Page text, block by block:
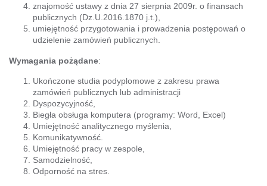
znajomość ustawy z dnia 27 sierpnia 2009r. o finansach
publicznych (Dz.U.2016.1870 j.t.),
umiejętność przygotowania i prowadzenia postępowań o
udzielenie zamówień publicznych.
Wymagania pożądane:
Ukończone studia podyplomowe z zakresu prawa
zamówień publicznych lub administracji
Dyspozycyjność,
Biegła obsługa komputera (programy: Word, Excel)
Umiejętność analitycznego myślenia,
Komunikatywność.
Umiejętność pracy w zespole,
Samodzielność,
Odporność na stres.